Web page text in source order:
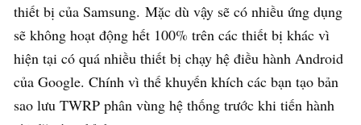
thiết bị của Samsung. Mặc dù vậy sẽ có nhiều ứng dụng
sẽ không hoạt động hết 100% trên các thiết bị khác vì
hiện tại có quá nhiều thiết bị chạy hệ điều hành Android
của Google. Chính vì thế khuyến khích các bạn tạo bản
sao lưu TWRP phân vùng hệ thống trước khi tiến hành